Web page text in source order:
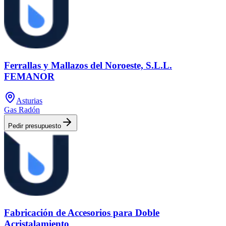
Ferrallas y Mallazos del Noroeste, S.L.L.
FEMANOR
Asturias
Gas Radón
Pedir presupuesto
Fabricación de Accesorios para Doble
Acristalamiento